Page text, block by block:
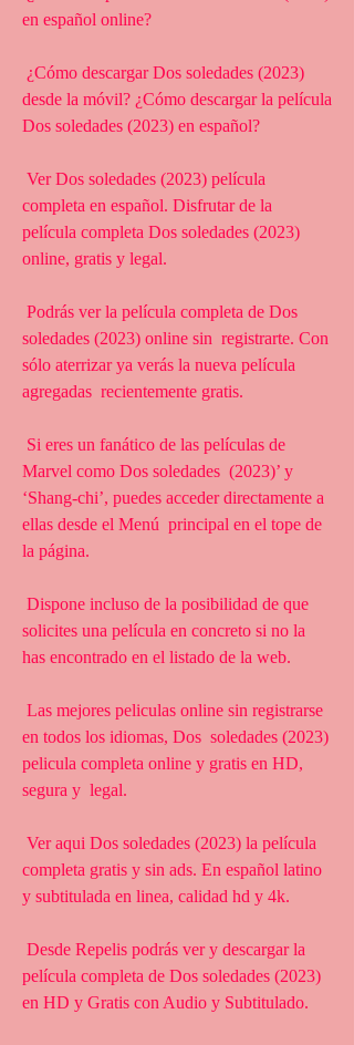
en español online?
desde la móvil? ¿Cómo descargar la película
Dos soledades (2023) en español?
completa en español. Disfrutar de la
película completa Dos soledades (2023)
online, gratis y legal.
soledades (2023) online sin  registrarte. Con
sólo aterrizar ya verás la nueva película
agregadas  recientemente gratis.
Marvel como Dos soledades  (2023)’ y
‘Shang-chi’, puedes acceder directamente a
ellas desde el Menú  principal en el tope de
la página.
solicites una película en concreto si no la
has encontrado en el listado de la web.
en todos los idiomas, Dos  soledades (2023)
pelicula completa online y gratis en HD,
segura y  legal.
completa gratis y sin ads. En español latino
y subtitulada en linea, calidad hd y 4k.
película completa de Dos soledades (2023)
en HD y Gratis con Audio y Subtitulado.